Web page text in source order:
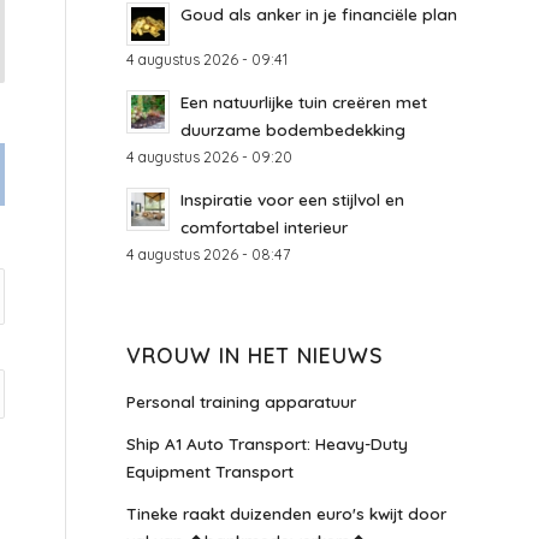
Goud als anker in je financiële plan
4 augustus 2026 - 09:41
Een natuurlijke tuin creëren met
duurzame bodembedekking
4 augustus 2026 - 09:20
Inspiratie voor een stijlvol en
comfortabel interieur
4 augustus 2026 - 08:47
VROUW IN HET NIEUWS
Personal training apparatuur
Ship A1 Auto Transport: Heavy-Duty
Equipment Transport
Tineke raakt duizenden euro's kwijt door